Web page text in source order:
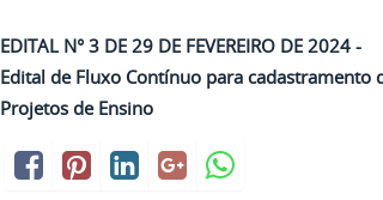
EDITAL N° 3 DE 29 DE FEVEREIRO DE 2024 -
Edital de Fluxo Contínuo para cadastramento
Projetos de Ensino